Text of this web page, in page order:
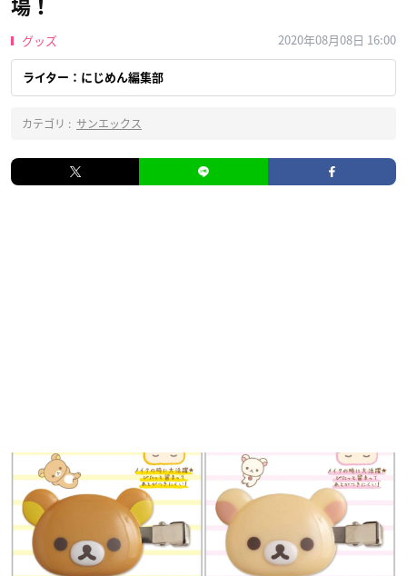
場！
グッズ 2020年08月08日 16:00
ライター：にじめん編集部
カテゴリ : サンエックス